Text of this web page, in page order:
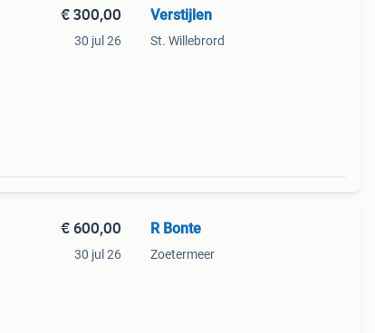
€ 300,00
30 jul 26
Verstijlen
St. Willebrord
€ 600,00
30 jul 26
R Bonte
Zoetermeer